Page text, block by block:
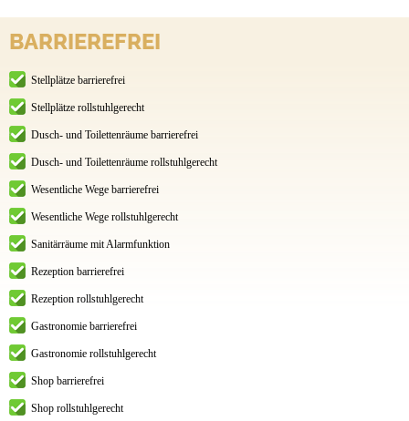
BARRIEREFREI
Stellplätze barrierefrei
Stellplätze rollstuhlgerecht
Dusch- und Toilettenräume barrierefrei
Dusch- und Toilettenräume rollstuhlgerecht
Wesentliche Wege barrierefrei
Wesentliche Wege rollstuhlgerecht
Sanitärräume mit Alarmfunktion
Rezeption barrierefrei
Rezeption rollstuhlgerecht
Gastronomie barrierefrei
Gastronomie rollstuhlgerecht
Shop barrierefrei
Shop rollstuhlgerecht